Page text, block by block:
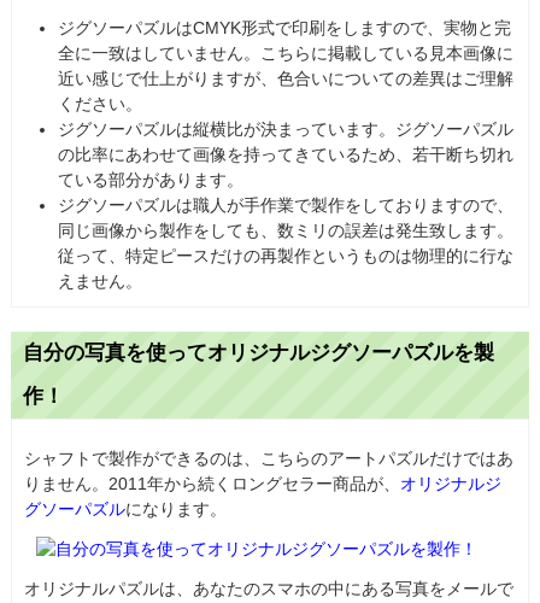
ジグソーパズルはCMYK形式で印刷をしますので、実物と完
全に一致はしていません。こちらに掲載している見本画像に
近い感じで仕上がりますが、色合いについての差異はご理解
ください。
ジグソーパズルは縦横比が決まっています。ジグソーパズル
の比率にあわせて画像を持ってきているため、若干断ち切れ
ている部分があります。
ジグソーパズルは職人が手作業で製作をしておりますので、
同じ画像から製作をしても、数ミリの誤差は発生致します。
従って、特定ピースだけの再製作というものは物理的に行な
えません。
自分の写真を使ってオリジナルジグソーパズルを製
作！
シャフトで製作ができるのは、こちらのアートパズルだけではあ
りません。2011年から続くロングセラー商品が、 オリジナルジ
グソーパズルになります。
オリジナルパズルは、あなたのスマホの中にある写真をメールで